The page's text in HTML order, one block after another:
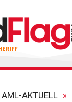
AML-AKTUELL »